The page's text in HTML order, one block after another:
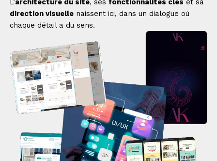
L’architecture du site, ses fonctionnalités clés et sa
direction visuelle naissent ici, dans un dialogue où
chaque détail a du sens.